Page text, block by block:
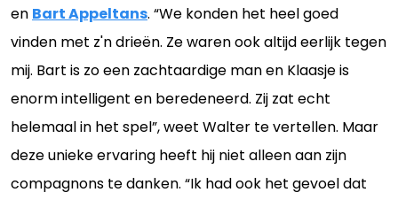
en Bart Appeltans. “We konden het heel goed
vinden met z'n drieën. Ze waren ook altijd eerlijk tegen
mij. Bart is zo een zachtaardige man en Klaasje is
enorm intelligent en beredeneerd. Zij zat echt
helemaal in het spel”, weet Walter te vertellen. Maar
deze unieke ervaring heeft hij niet alleen aan zijn
compagnons te danken. “Ik had ook het gevoel dat